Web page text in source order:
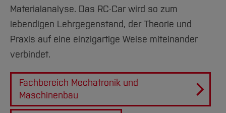
Materialanalyse. Das RC-Car wird so zum
lebendigen Lehrgegenstand, der Theorie und
Praxis auf eine einzigartige Weise miteinander
verbindet.
Fachbereich Mechatronik und
Maschinenbau